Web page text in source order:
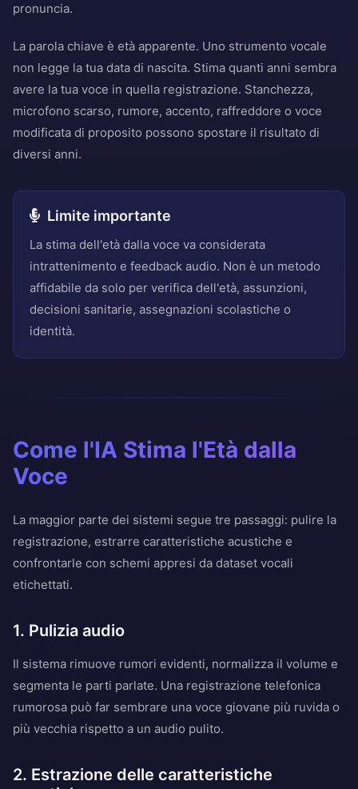
pronuncia.
La parola chiave è età apparente. Uno strumento vocale
non legge la tua data di nascita. Stima quanti anni sembra
avere la tua voce in quella registrazione. Stanchezza,
microfono scarso, rumore, accento, raffreddore o voce
modificata di proposito possono spostare il risultato di
diversi anni.
Limite importante
La stima dell'età dalla voce va considerata
intrattenimento e feedback audio. Non è un metodo
affidabile da solo per verifica dell'età, assunzioni,
decisioni sanitarie, assegnazioni scolastiche o
identità.
Come l'IA Stima l'Età dalla
Voce
La maggior parte dei sistemi segue tre passaggi: pulire la
registrazione, estrarre caratteristiche acustiche e
confrontarle con schemi appresi da dataset vocali
etichettati.
1. Pulizia audio
Il sistema rimuove rumori evidenti, normalizza il volume e
segmenta le parti parlate. Una registrazione telefonica
rumorosa può far sembrare una voce giovane più ruvida o
più vecchia rispetto a un audio pulito.
2. Estrazione delle caratteristiche